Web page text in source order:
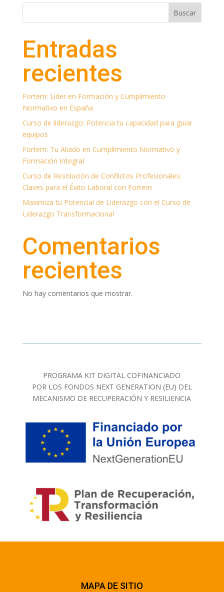
Buscar
Entradas
recientes
Fortem: Líder en Formación y Cumplimiento
Normativo en España
Curso de liderazgo: Potencia tu capacidad para guiar
equipos
Fortem: Tu Aliado en Cumplimiento Normativo y
Formación Integral
Curso de Resolución de Conflictos Profesionales:
Claves para el Éxito Laboral con Fortem
Maximiza tu Potencial de Liderazgo con el Curso de
Liderazgo Transformacional
Comentarios
recientes
No hay comentarios que mostrar.
PROGRAMA KIT DIGITAL COFINANCIADO
POR LOS FONDOS NEXT GENERATION (EU) DEL
MECANISMO DE RECUPERACIÓN Y RESILIENCIA
MAPA DE SITIO